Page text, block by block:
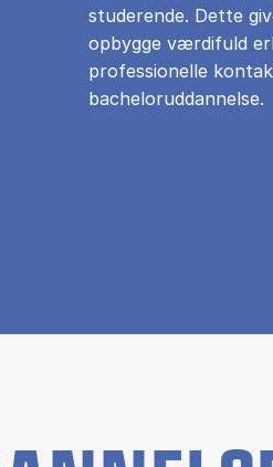
studerende. Dette
opbygge værdifuld
professionelle
bacheloruddannelse.